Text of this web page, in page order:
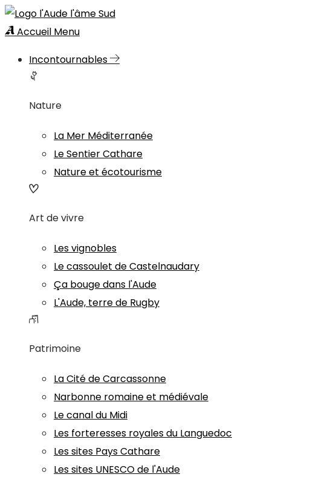
Accueil Menu
Incontournables
Nature
La Mer Méditerranée
Le Sentier Cathare
Nature et écotourisme
Art de vivre
Les vignobles
Le cassoulet de Castelnaudary
Ça bouge dans l'Aude
L'Aude, terre de Rugby
Patrimoine
La Cité de Carcassonne
Narbonne romaine et médiévale
Le canal du Midi
Les forteresses royales du Languedoc
Les sites Pays Cathare
Les sites UNESCO de l'Aude